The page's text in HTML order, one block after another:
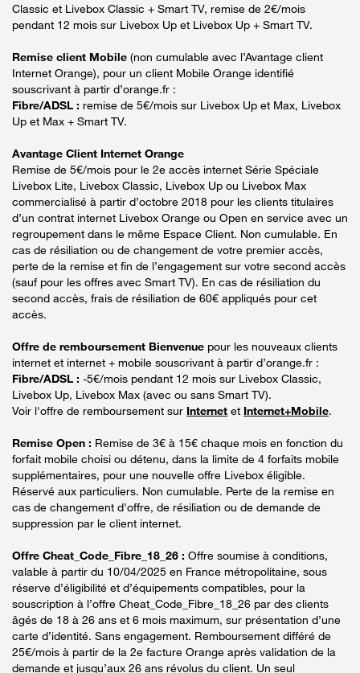
Classic et Livebox Classic + Smart TV, remise de 2€/mois
pendant 12 mois sur Livebox Up et Livebox Up + Smart TV.
Remise client Mobile (non cumulable avec l’Avantage client
Internet Orange), pour un client Mobile Orange identifié
souscrivant à partir d’orange.fr :
Fibre/ADSL : remise de 5€/mois sur Livebox Up et Max, Livebox
Up et Max + Smart TV.
Avantage Client Internet Orange
Remise de 5€/mois pour le 2e accès internet Série Spéciale
Livebox Lite, Livebox Classic, Livebox Up ou Livebox Max
commercialisé à partir d’octobre 2018 pour les clients titulaires
d’un contrat internet Livebox Orange ou Open en service avec un
regroupement dans le même Espace Client. Non cumulable. En
cas de résiliation ou de changement de votre premier accès,
perte de la remise et fin de l’engagement sur votre second accès
(sauf pour les offres avec Smart TV). En cas de résiliation du
second accès, frais de résiliation de 60€ appliqués pour cet
accès.
Offre de remboursement Bienvenue pour les nouveaux clients
internet et internet + mobile souscrivant à partir d’orange.fr :
Fibre/ADSL : -5€/mois pendant 12 mois sur Livebox Classic,
Livebox Up, Livebox Max (avec ou sans Smart TV).
Voir l'offre de remboursement sur Internet et Internet+Mobile.
Remise Open : Remise de 3€ à 15€ chaque mois en fonction du
forfait mobile choisi ou détenu, dans la limite de 4 forfaits mobile
supplémentaires, pour une nouvelle offre Livebox éligible.
Réservé aux particuliers. Non cumulable. Perte de la remise en
cas de changement d'offre, de résiliation ou de demande de
suppression par le client internet.
Offre Cheat_Code_Fibre_18_26 : Offre soumise à conditions,
valable à partir du 10/04/2025 en France métropolitaine, sous
réserve d’éligibilité et d’équipements compatibles, pour la
souscription à l’offre Cheat_Code_Fibre_18_26 par des clients
âgés de 18 à 26 ans et 6 mois maximum, sur présentation d’une
carte d’identité. Sans engagement. Remboursement différé de
25€/mois à partir de la 2e facture Orange après validation de la
demande et jusqu’aux 26 ans révolus du client. Un seul